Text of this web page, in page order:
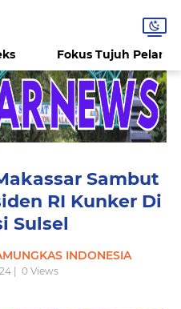
Fokus Tujuh
Sambut
RI Kunker Di
Sulsel
INDONESIA
| 0Views